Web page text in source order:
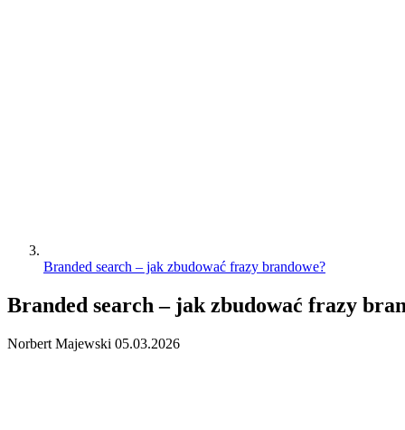
Branded search – jak zbudować frazy brandowe?
Branded search – jak zbudować frazy
Norbert Majewski 05.03.2026